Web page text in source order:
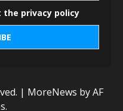
the privacy policy
| MoreNews by AF